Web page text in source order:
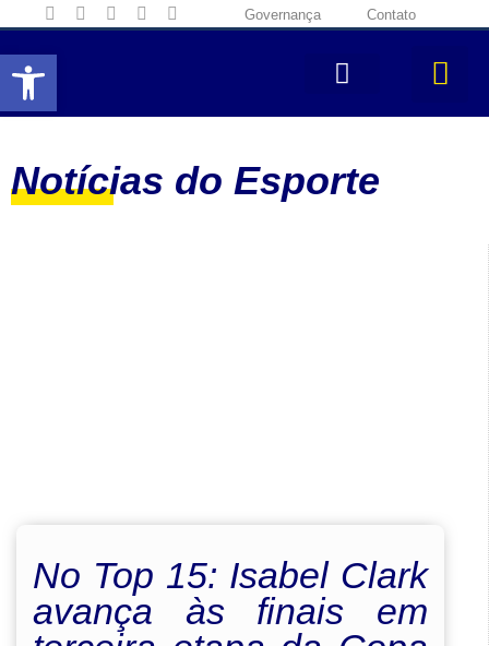
Abrir a barra de ferramentas
Governança Contato
Notícias do Esporte
No Top 15: Isabel Clark
avança às finais em